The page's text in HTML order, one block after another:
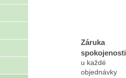
Záruka
spokojenosti
u každé
objednávky